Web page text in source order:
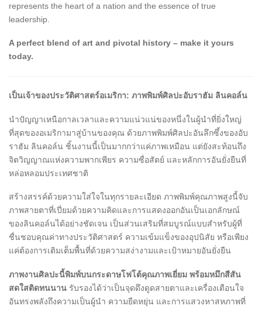
represents the heart of a nation and the essence of true
leadership.
A perfect blend of art and pivotal history – make it yours
today.
เป็นเจ้าของประวัติศาสตร์อเมริกา: ภาพพิมพ์ศิลปะอับราฮัม ลินคอล์น
นำปัญญาเหนือกาลเวลาและความแน่วแน่ของหนึ่งในผู้นำที่ยิ่งใหญ่
ที่สุดของอเมริกามาสู่บ้านของคุณ ด้วยภาพพิมพ์ศิลปะอันลึกซึ้งของอับ
ราฮัม ลินคอล์น ชิ้นงานนี้เป็นมากกว่าแค่ภาพเหมือน แต่ยังสะท้อนถึง
จิตวิญญาณแห่งความพากเพียร ความซื่อสัตย์ และหลักการอันยั่งยืนที่
หล่อหลอมประเทศชาติ
สร้างสรรค์ด้วยความใส่ใจในทุกรายละเอียด ภาพพิมพ์คุณภาพสูงนี้จับ
ภาพสายตาที่เปี่ยมด้วยความคิดและการแสดงออกอันเป็นเอกลักษณ์
ของลินคอล์นได้อย่างชัดเจน เป็นส่วนเสริมที่สมบูรณ์แบบสำหรับผู้ที่
ชื่นชอบคุณค่าทางประวัติศาสตร์ ความเข้มแข็งของอุปนิสัย หรือเพียง
แค่ต้องการเติมเต็มพื้นที่ด้วยความสง่างามและเป้าหมายอันยั่งยืน
ภาพงานศิลปะนี้พิมพ์บนกระดาษโฟโต้คุณภาพเยี่ยม พร้อมหมึกสีสัน
สดใสติดทนนาน รับรองได้ว่าเป็นจุดดึงดูดสายตาและเครื่องเตือนใจ
อันทรงพลังถึงความเป็นผู้นำ ความยืดหยุ่น และการแสวงหาสหภาพที่